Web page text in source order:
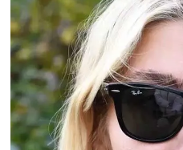
TARİH
TEKNOLOJİ
YAŞAM